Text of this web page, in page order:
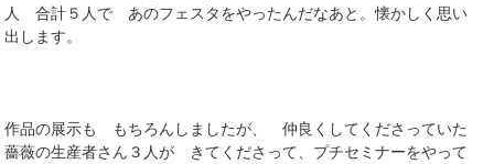
人 合計５人で あのフェスタをやったんだなあと。懐かしく思い
出します。
作品の展示も もちろんしましたが、 仲良くしてくださっていた
薔薇の生産者さん３人が きてくださって、プチセミナーをやって